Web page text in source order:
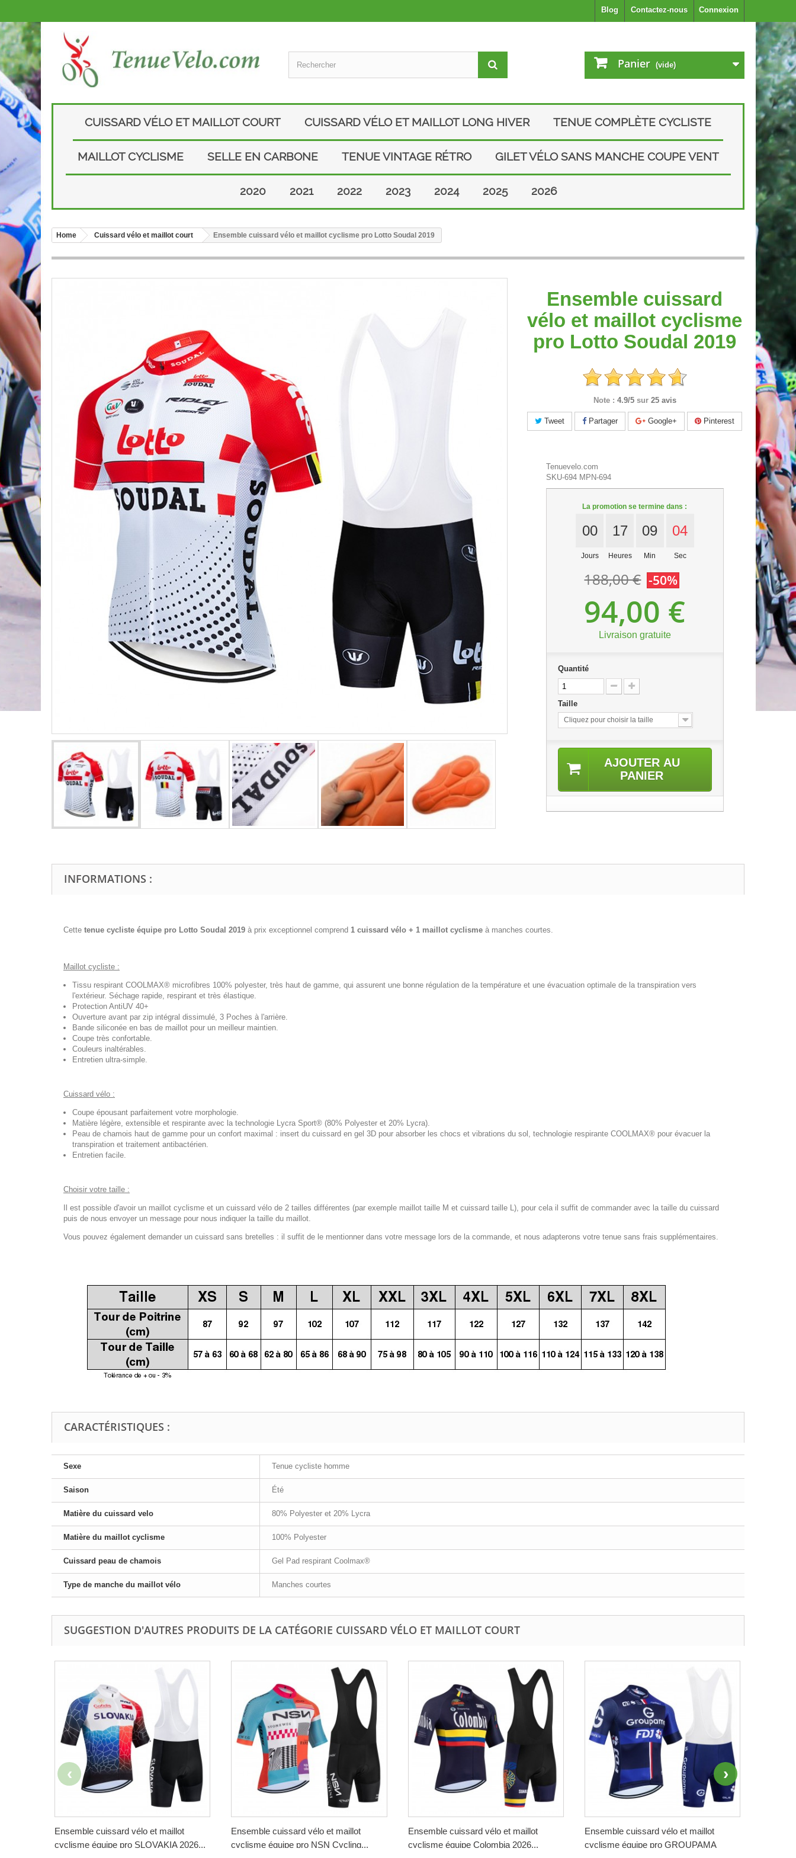
Connexion
Contactez-nous
Blog
Panier (vide)
CUISSARD VÉLO ET MAILLOT COURT CUISSARD VÉLO ET MAILLOT LONG HIVER TENUE COMPLÈTE CYCLISTE
MAILLOT CYCLISME SELLE EN CARBONE TENUE VINTAGE RÉTRO GILET VÉLO SANS MANCHE COUPE VENT
2020 2021 2022 2023 2024 2025 2026
Home Cuissard vélo et maillot court Ensemble cuissard vélo et maillot cyclisme pro Lotto Soudal 2019
Ensemble cuissard
vélo et maillot cyclisme
pro Lotto Soudal 2019
Note : 4.9/5 sur 25 avis
Tweet Partager Google+ Pinterest
Tenuevelo.com
SKU-694 MPN-694
La promotion se termine dans :
00
Jours
17
Heures
09
Min
02
Sec
188,00 € -50%
94,00 €
Livraison gratuite
Quantité
Taille
Cliquez pour choisir la taille
AJOUTER AU
PANIER
INFORMATIONS :
Cette tenue cycliste équipe pro Lotto Soudal 2019 à prix exceptionnel comprend 1 cuissard vélo + 1 maillot cyclisme à manches courtes.
Maillot cycliste :
Tissu respirant COOLMAX® microfibres 100% polyester, très haut de gamme, qui assurent une bonne régulation de la température et une évacuation optimale de la transpiration vers
l'extérieur. Séchage rapide, respirant et très élastique.
Protection AntiUV 40+
Ouverture avant par zip intégral dissimulé, 3 Poches à l'arrière.
Bande siliconée en bas de maillot pour un meilleur maintien.
Coupe très confortable.
Couleurs inaltérables.
Entretien ultra-simple.
Cuissard vélo :
Coupe épousant parfaitement votre morphologie.
Matière légère, extensible et respirante avec la technologie Lycra Sport® (80% Polyester et 20% Lycra).
Peau de chamois haut de gamme pour un confort maximal : insert du cuissard en gel 3D pour absorber les chocs et vibrations du sol, technologie respirante COOLMAX® pour évacuer la
transpiration et traitement antibactérien.
Entretien facile.
Choisir votre taille :
Il est possible d'avoir un maillot cyclisme et un cuissard vélo de 2 tailles différentes (par exemple maillot taille M et cuissard taille L), pour cela il suffit de commander avec la taille du cuissard
puis de nous envoyer un message pour nous indiquer la taille du maillot.
Vous pouvez également demander un cuissard sans bretelles : il suffit de le mentionner dans votre message lors de la commande, et nous adapterons votre tenue sans frais supplémentaires.
CARACTÉRISTIQUES :
Sexe Tenue cycliste homme
Saison Été
Matière du cuissard velo 80% Polyester et 20% Lycra
Matière du maillot cyclisme 100% Polyester
Cuissard peau de chamois Gel Pad respirant Coolmax®
Type de manche du maillot vélo Manches courtes
SUGGESTION D'AUTRES PRODUITS DE LA CATÉGORIE CUISSARD VÉLO ET MAILLOT COURT
Ensemble cuissard vélo et maillot
cyclisme équipe pro SLOVAKIA 2026...
Ensemble cuissard vélo et maillot
cyclisme équipe pro NSN Cycling...
Ensemble cuissard vélo et maillot
cyclisme équipe Colombia 2026...
Ensemble cuissard vélo et maillot
cyclisme équipe pro GROUPAMA